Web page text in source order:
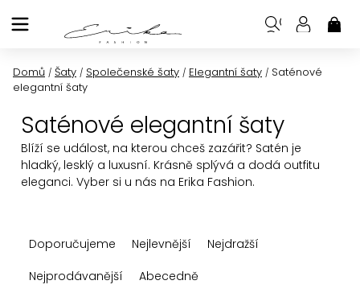
na
Domů / Šaty / Společenské šaty / Elegantní šaty / Saténové
elegantní šaty
Saténové elegantní šaty
Blíží se událost, na kterou chceš zazářit? Satén je
hladký, lesklý a luxusní. Krásně splývá a dodá outfitu
eleganci. Vyber si u nás na Erika Fashion.
aDoporučujeme Nejlevnější
Nejdražší
Nejprodávanější
Abecedně